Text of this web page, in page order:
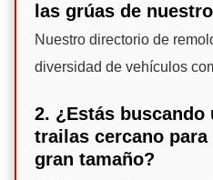
las grúas de
Nuestro directorio de
diversidad de vehículos
2. ¿Estás
trailas cercano
gran tamaño?